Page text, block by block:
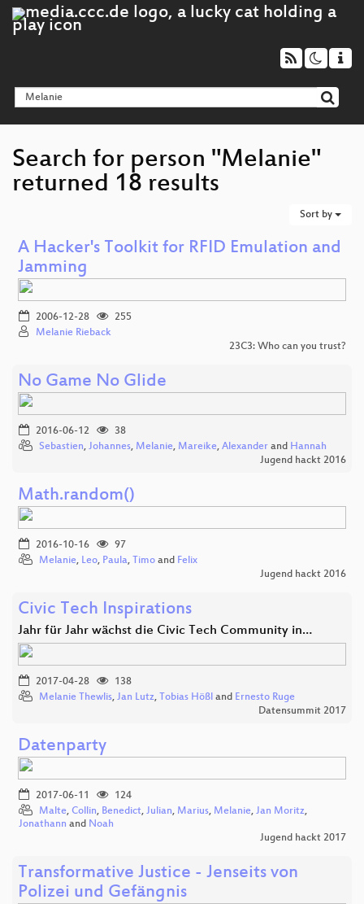
Search for person "Melanie"
returned 18 results
Sort by
A Hacker's Toolkit for RFID Emulation and
Jamming
2006-12-28
255
Melanie Rieback
23C3: Who can you trust?
No Game No Glide
2016-06-12
38
Sebastien, Johannes, Melanie, Mareike, Alexander and Hannah
Jugend hackt 2016
Math.random()
2016-10-16
97
Melanie, Leo, Paula, Timo and Felix
Jugend hackt 2016
Civic Tech Inspirations
Jahr für Jahr wächst die Civic Tech Community in…
2017-04-28
138
Melanie Thewlis, Jan Lutz, Tobias Hößl and Ernesto Ruge
Datensummit 2017
Datenparty
2017-06-11
124
Malte, Collin, Benedict, Julian, Marius, Melanie, Jan Moritz,
Jonathann and Noah
Jugend hackt 2017
Transformative Justice - Jenseits von
Polizei und Gefängnis